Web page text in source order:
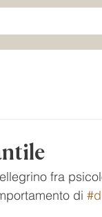
fra
di